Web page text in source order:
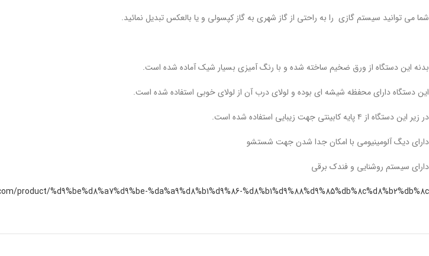
شما می توانید سیستم گازی را به راحتی از گاز شهری به گاز کپسولی و یا بالعکس تبدیل نمائید.
بدنه این دستگاه از ورق ضخیم ساخته شده و با رنگ آمیزی بسیار شیک آماده شده است.
این دستگاه دارای محفظه شیشه ای بوده و لولای درب آن از لولای خوبی استفاده شده است.
در زیر این دستگاه از ۴ پایه کابینتی جهت زیبایی استفاده شده است.
دارای دیگ آلومینیومی با امکان جدا شدن جهت شستشو
دارای سیستم روشنایی و فندک برقی
%d9%be%d8%a7%d9%be-%da%a9%d8%b1%d9%86-%d8%b1%d9%88%d9%85%db%8c%d8%b2%db%8c/